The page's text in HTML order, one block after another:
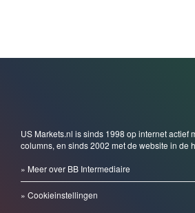
US Markets.nl is sinds 1998 op internet actief
columns, en sinds 2002 met de website in de
» Meer over BB Intermediaire
» Cookieinstellingen